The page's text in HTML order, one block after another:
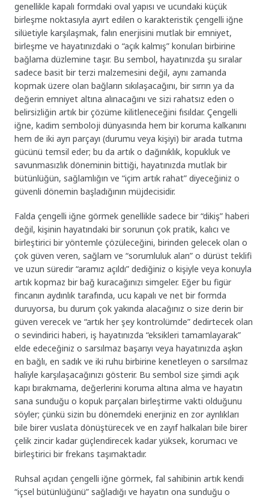
genellikle kapalı formdaki oval yapısı ve ucundaki küçük
birleşme noktasıyla ayırt edilen o karakteristik çengelli iğne
silüetiyle karşılaşmak, falın enerjisini mutlak bir emniyet,
birleşme ve hayatınızdaki o “açık kalmış” konuları birbirine
bağlama düzlemine taşır. Bu sembol, hayatınızda şu sıralar
sadece basit bir terzi malzemesini değil, aynı zamanda
kopmak üzere olan bağların sıkılaşacağını, bir sırrın ya da
değerin emniyet altına alınacağını ve sizi rahatsız eden o
belirsizliğin artık bir çözüme kilitleneceğini fısıldar. Çengelli
iğne, kadim semboloji dünyasında hem bir koruma kalkanını
hem de iki ayrı parçayı (durumu veya kişiyi) bir arada tutma
gücünü temsil eder; bu da artık o dağınıklık, kopukluk ve
savunmasızlık döneminin bittiği, hayatınızda mutlak bir
bütünlüğün, sağlamlığın ve “içim artık rahat” diyeceğiniz o
güvenli dönemin başladığının müjdecisidir.
Falda çengelli iğne görmek genellikle sadece bir “dikiş” haberi
değil, kişinin hayatındaki bir sorunun çok pratik, kalıcı ve
birleştirici bir yöntemle çözüleceğini, birinden gelecek olan o
çok güven veren, sağlam ve “sorumluluk alan” o dürüst teklifi
ve uzun süredir “aramız açıldı” dediğiniz o kişiyle veya konuyla
artık kopmaz bir bağ kuracağınızı simgeler. Eğer bu figür
fincanın aydınlık tarafında, ucu kapalı ve net bir formda
duruyorsa, bu durum çok yakında alacağınız o size derin bir
güven verecek ve “artık her şey kontrolümde” dedirtecek olan
o sevindirici haberi, iş hayatınızda “eksikleri tamamlayarak”
elde edeceğiniz o sarsılmaz başarıyı veya hayatınızda aşkın
en bağlı, en sadık ve iki ruhu birbirine kenetleyen o sarsılmaz
haliyle karşılaşacağınızı gösterir. Bu sembol size şimdi açık
kapı bırakmama, değerlerini koruma altına alma ve hayatın
sana sunduğu o kopuk parçaları birleştirme vakti olduğunu
söyler; çünkü sizin bu dönemdeki enerjiniz en zor ayrılıkları
bile birer vuslata dönüştürecek ve en zayıf halkaları bile birer
çelik zincir kadar güçlendirecek kadar yüksek, korumacı ve
birleştirici bir frekans taşımaktadır.
Ruhsal açıdan çengelli iğne görmek, fal sahibinin artık kendi
“içsel bütünlüğünü” sağladığı ve hayatın ona sunduğu o